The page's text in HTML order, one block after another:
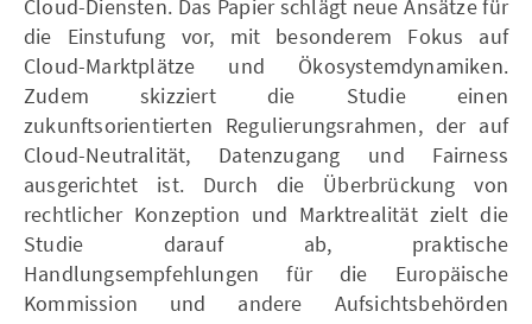
Cloud-Diensten. Das Papier schlägt neue Ansätze für
die Einstufung vor, mit besonderem Fokus auf
Cloud-Marktplätze und Ökosystemdynamiken.
Zudem skizziert die Studie einen
zukunftsorientierten Regulierungsrahmen, der auf
Cloud-Neutralität, Datenzugang und Fairness
ausgerichtet ist. Durch die Überbrückung von
rechtlicher Konzeption und Marktrealität zielt die
Studie darauf ab, praktische
Handlungsempfehlungen für die Europäische
Kommission und andere Aufsichtsbehörden